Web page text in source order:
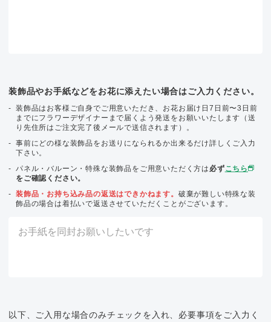
装飾品やお手紙などをお花に添えたい場合はご入力ください。
装飾品はお客様ご自身でご用意いただき、お花お届け日7日前〜3日前
までにフラワーデザイナーまで届くよう発送をお願いいたします（送
り先住所はご注文完了後メールで送信されます）。
事前にどの様な装飾品をお送りになられるか出来るだけ詳しくご入力
下さい。
パネル・バルーン・特殊な装飾品をご用意いただく方は 必ずこちら
をご確認ください。
装飾品・お持ち込み品の返送はできかねます。 破棄が難しい特殊な装
飾品の場合は着払いで返送させていただくことがございます。
以下、ご入用な場合のみチェックを入れ、必要事項をご入力く